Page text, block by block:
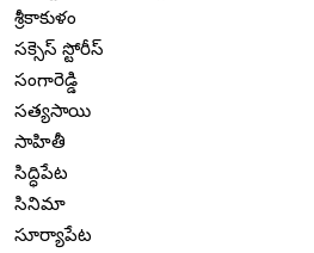
శ్రీకాకుళం
సక్సెస్ స్టోరీస్
సంగారెడ్డి
సత్యసాయి
సాహితీ
సిద్ధిపేట
సినిమా
సూర్యాపేట